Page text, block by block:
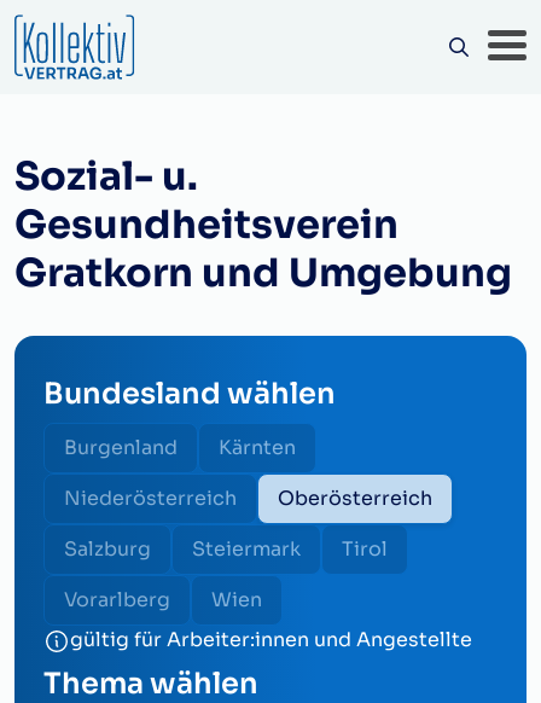
Sozial- u.
Gesundheitsverein
Gratkorn und Umgebung
Bundesland wählen
Burgenland
Kärnten
Niederösterreich
Oberösterreich
Salzburg
Steiermark
Tirol
Vorarlberg
Wien
gültig für Arbeiter:innen und Angestellte
Thema wählen